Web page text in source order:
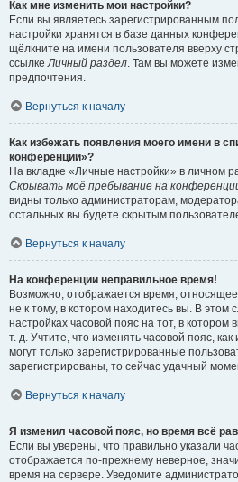
Как мне изменить мои настройки?
Если вы являетесь зарегистрированным
настройки хранятся в базе данных
щёлкните на имени пользователя вверху
ссылкеЛичный раздел. Там вы можете
предпочтения.
Вернуться к началу
Как избежать появления моего имени в
конференции»?
На вкладке «Личные настройки» в личном
Скрывать моё пребывание на
видны только администраторам,
остальных вы будете скрытым
Вернуться к началу
На конференции неправильное время!
Возможно, отображается время,
не к тому, в котором находитесь вы. В этом
настройках часовой пояс на тот, в котором
т. д. Учтите, что изменять часовой пояс,
могут только зарегистрированные
зарегистрированы, то сейчас удачный
Вернуться к началу
Я изменил часовой пояс, но время всё
Если вы уверены, что правильно указали
отображается по-прежнему неверное,
время на сервере. Уведомите